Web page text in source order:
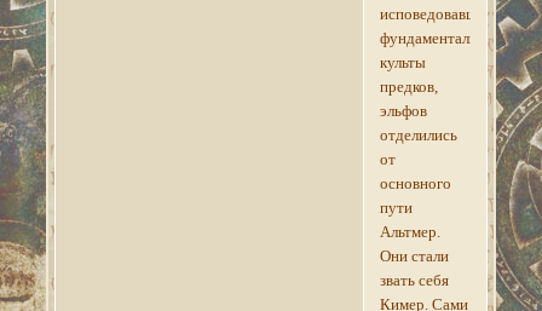
исповедовавших
фундаменталистские
культы
предков,
эльфов
отделились
от
основного
пути
Альтмер.
Они стали
звать себя
Кимер. Сами